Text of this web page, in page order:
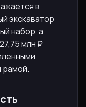
в
экскаватор
набор, а
млн ₽
рамой.